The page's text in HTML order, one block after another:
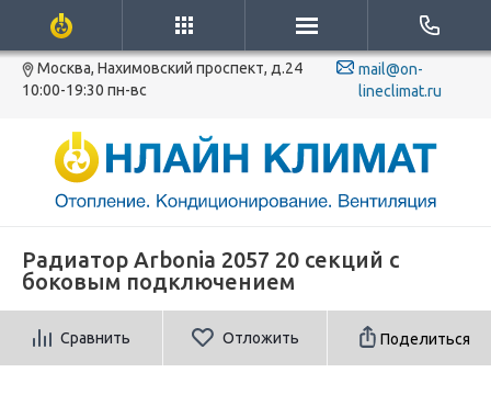
Москва, Нахимовский проспект, д.24
10:00-19:30 пн-вс
mail@on-
lineclimat.ru
Радиатор Arbonia 2057 20 секций с
боковым подключением
Сравнить Отложить Поделиться